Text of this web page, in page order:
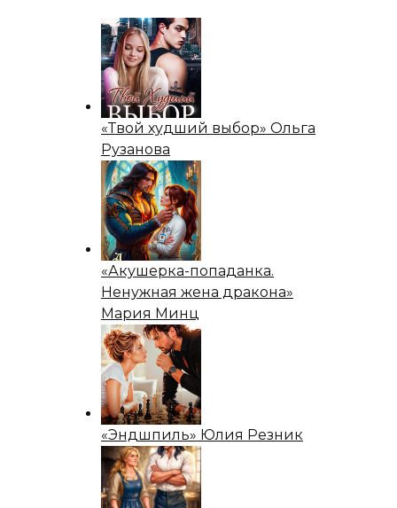
«Твой худший выбор» Ольга
Рузанова
«Акушерка-попаданка.
Ненужная жена дракона»
Мария Минц
«Эндшпиль» Юлия Резник